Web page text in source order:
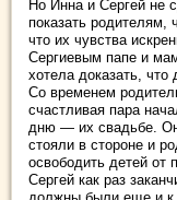
Но Инна и Сергей не
показать родителям,
что их чувства
Сергиевым папе и
хотела доказать,
Со временем
счастливая пара
дню — их свадьбе.
стояли в стороне и
освободить детей от
Сергей как раз